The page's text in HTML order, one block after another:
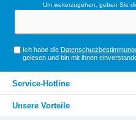
Um weiterzugehen, geben Sie
Ich habe die
gelesen und bin mit ihnen
Service-Hotline
Unsere Vorteile